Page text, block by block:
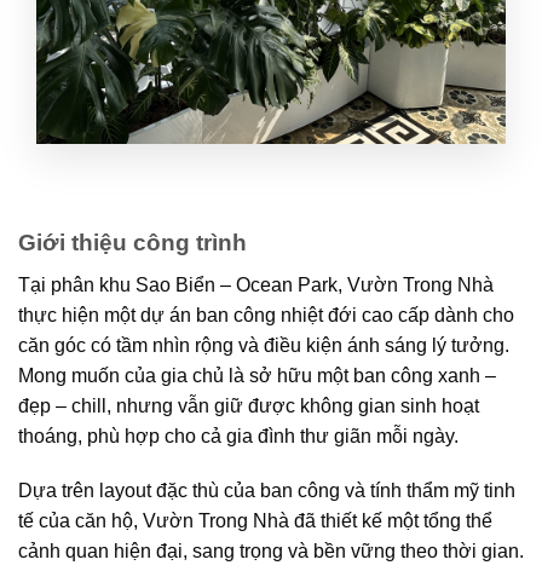
Giới thiệu công trình
Tại phân khu Sao Biển – Ocean Park, Vườn Trong Nhà
thực hiện một dự án ban công nhiệt đới cao cấp dành cho
căn góc có tầm nhìn rộng và điều kiện ánh sáng lý tưởng.
Mong muốn của gia chủ là sở hữu một ban công xanh –
đẹp – chill , nhưng vẫn giữ được không gian sinh hoạt
thoáng, phù hợp cho cả gia đình thư giãn mỗi ngày.
Dựa trên layout đặc thù của ban công và tính thẩm mỹ tinh
tế của căn hộ, Vườn Trong Nhà đã thiết kế một tổng thể
cảnh quan hiện đại, sang trọng và bền vững theo thời gian.